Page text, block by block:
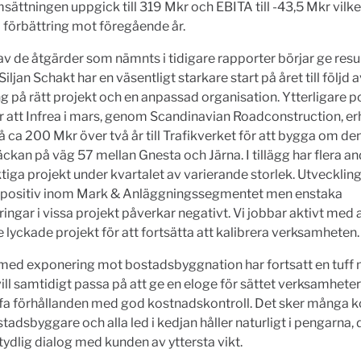
uppgick till 319 Mkr och EBITA till -43,5 Mkr
förbättring mot föregående år.
de åtgärder som nämnts i tidigare rapporter börjar ge
Schakt har en väsentligt starkare start på året till följd
på rätt projekt och en anpassad organisation. Ytterligare
att Infrea i mars, genom Scandinavian Roadconstruction,
ca 200 Mkr över två år till Trafikverket för att bygga om
på väg 57 mellan Gnesta och Järna. I tillägg har flera
projekt under kvartalet av varierande storlek.
inom Mark & Anläggningssegmentet men enstaka
i vissa projekt påverkar negativt. Vi jobbar aktivt med
lyckade projekt för att fortsätta att kalibrera verksamheten.
exponering mot bostadsbyggnation har fortsatt en tuff
samtidigt passa på att ge en eloge för sättet
förhållanden med god kostnadskontroll. Det sker många
och alla led i kedjan håller naturligt i pengarna,
dialog med kunden av yttersta vikt.